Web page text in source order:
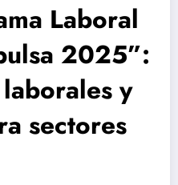
Laboral
2025”:
y
sectores